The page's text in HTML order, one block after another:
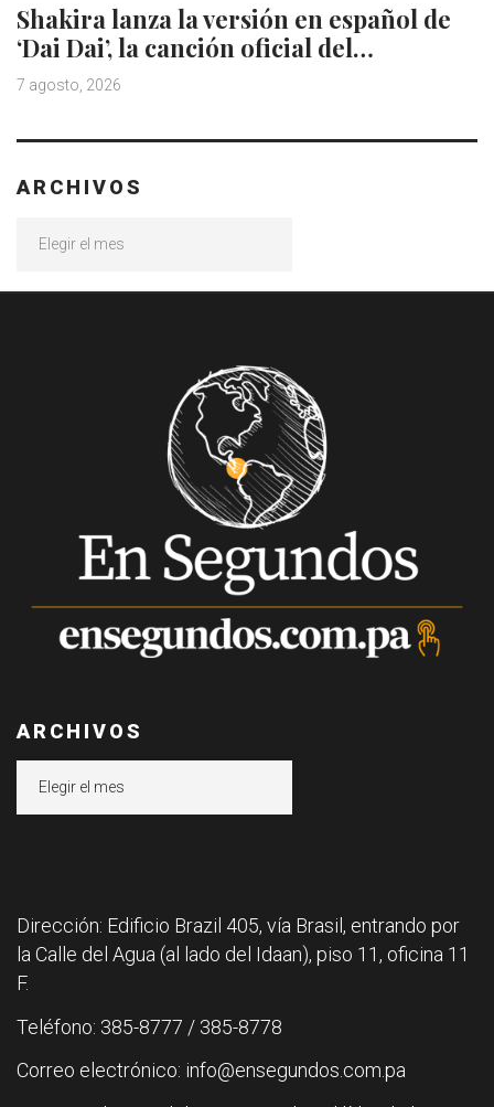
Shakira lanza la versión en español de
‘Dai Dai’, la canción oficial del…
7 agosto, 2026
ARCHIVOS
ARCHIVOS
Dirección: Edificio Brazil 405, vía Brasil, entrando por
la Calle del Agua (al lado del Idaan), piso 11, oficina 11
F.
Teléfono: 385-8777 / 385-8778
Correo electrónico: info@ensegundos.com.pa